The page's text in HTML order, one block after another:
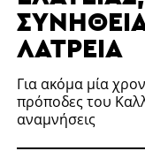
ΛΑΤΡΕΊΑ
Για ακόμα μία
πρόποδες του
αναμνήσεις